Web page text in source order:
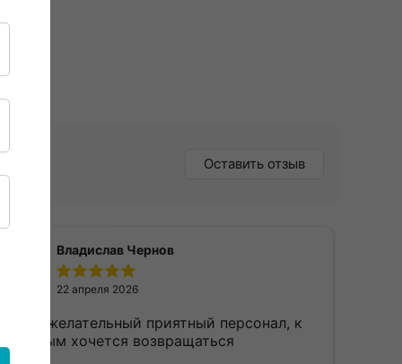
Оставить отзыв
Владислав Чернов
22 апреля 2026
доброжелательный приятный персонал, к
которым хочется возвращаться